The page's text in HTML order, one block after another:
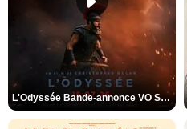
L'Odyssée Bande-annonce VO STFR